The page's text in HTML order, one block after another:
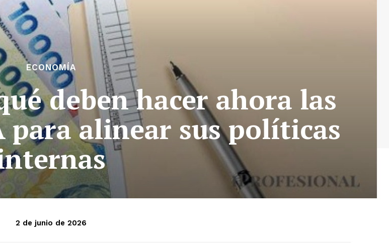
ECONOMÍA
deben hacer ahora las
para alinear sus políticas
2 de junio de 2026